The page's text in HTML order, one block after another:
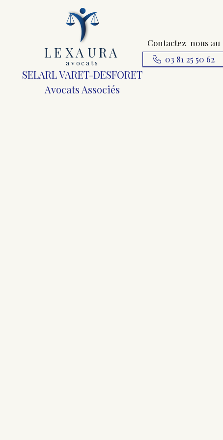
LE XA URA
a v ocats
SELARL VARET-DESFORET
Avocats Associés
Contactez-nous au
03 81 25 50 62